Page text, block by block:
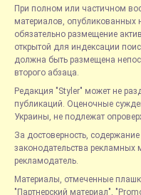
При полном или частичном
материалов, опубликованных
обязательно размещение
открытой для индексации
должна быть размещена
второго абзаца.
Редакция "Styler" может не
публикаций. Оценочные
Украины, не подлежат
За достоверность,
законодательства рекламных
рекламодатель.
Материалы, отмеченные
"Партнерский материал",